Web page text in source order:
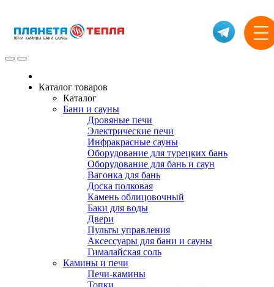
Каталог товаров
Каталог
Бани и сауны
Дровяные печи
Электрические печи
Инфракрасные сауны
Оборудование для турецких бань
Оборудование для бань и саун
Вагонка для бань
Доска полковая
Камень облицовочный
Баки для воды
Двери
Пульты управления
Аксессуары для бани и сауны
Гималайская соль
Камины и печи
Печи-камины
Топки